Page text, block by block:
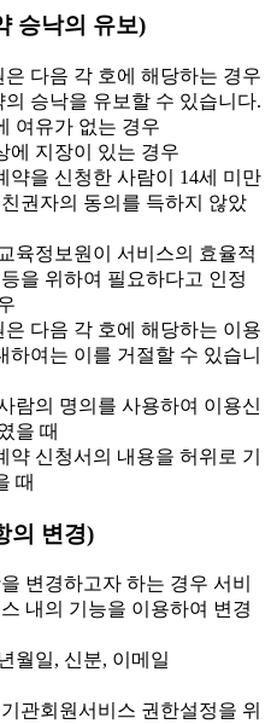
승낙의 유보)
다음 각 호에 해당하는 경우
의 승낙을 유보할 수 있습니다.
여유가 없는 경우
에 지장이 있는 경우
약을 신청한 사람이 14세 미만
권자의 동의를 득하지 않았
육정보원이 서비스의 효율적
을 위하여 필요하다고 인정
다음 각 호에 해당하는 이용
하여는 이를 거절할 수 있습니
람의 명의를 사용하여 이용신
을 때
약 신청서의 내용을 허위로 기
때
의 변경)
변경하고자 하는 경우 서비
내의 기능을 이용하여 변경
월일, 신분, 이메일
관회원서비스 권한설정을 위